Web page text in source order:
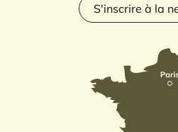
S'inscrire à la